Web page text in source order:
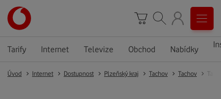
Tarify Internet Televize Obchod Nabídky
Úvod Internet Dostupnost Plzeňský kraj Tachov Tachov